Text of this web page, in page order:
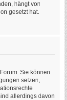
hängt von
gesetzt hat.
Sie können
setzen,
allerdings davon